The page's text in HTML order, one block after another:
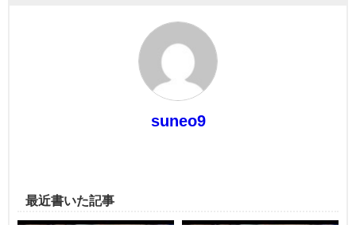
suneo9
最近書いた記事